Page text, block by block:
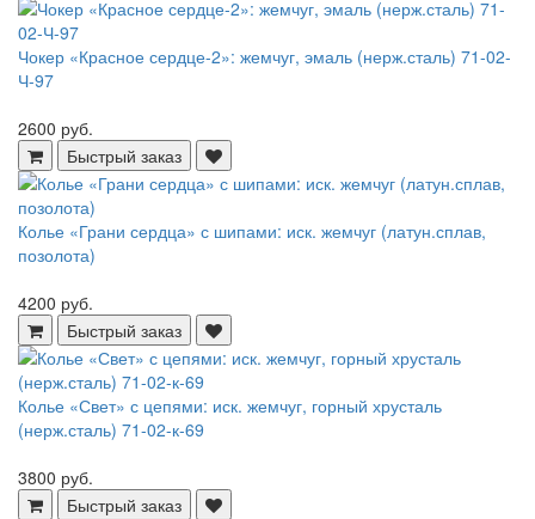
Чокер «Красное сердце-2»: жемчуг, эмаль (нерж.сталь) 71-02-
Ч-97
2600 руб.
Быстрый заказ
Колье «Грани сердца» с шипами: иск. жемчуг (латун.сплав,
позолота)
4200 руб.
Быстрый заказ
Колье «Свет» с цепями: иск. жемчуг, горный хрусталь
(нерж.сталь) 71-02-к-69
3800 руб.
Быстрый заказ